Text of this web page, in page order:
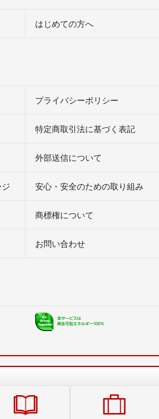
はじめての方へ
プライバシーポリシー
特定商取引法に基づく表記
外部送信について
安心・安全のための取り組み
商標権について
お問い合わせ